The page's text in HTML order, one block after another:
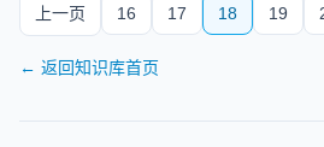
上一页
16 17 18 19
← 返回知识库首页